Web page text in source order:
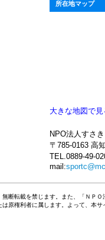
所在地マップ
大きな地図で見
NPO法人すさ
〒785-0163 高
TEL.0889-49-
mail:
断転載を禁じます。また、「ＮＰ
原権利者に属します。よって、本